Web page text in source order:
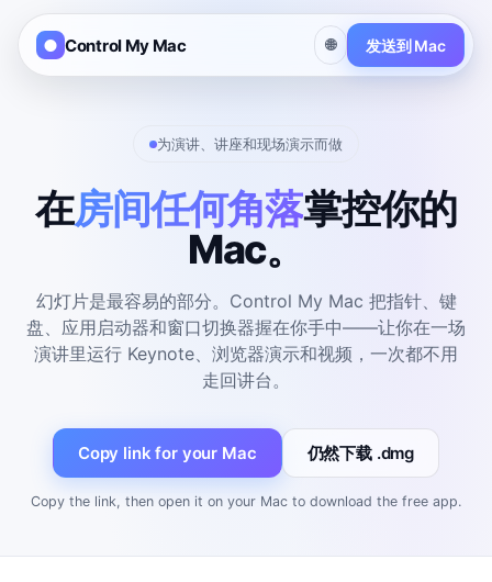
Control My Mac 🌐 发送到 Mac
为演讲、讲座和现场演示而做
在房间任何角落掌控你的
Mac。
幻灯片是最容易的部分。Control My Mac 把指针、键
盘、应用启动器和窗口切换器握在你手中——让你在一场
演讲里运行 Keynote、浏览器演示和视频，一次都不用
走回讲台。
Copy link for your Mac 仍然下载 .dmg
Copy the link, then open it on your Mac to download the free app.